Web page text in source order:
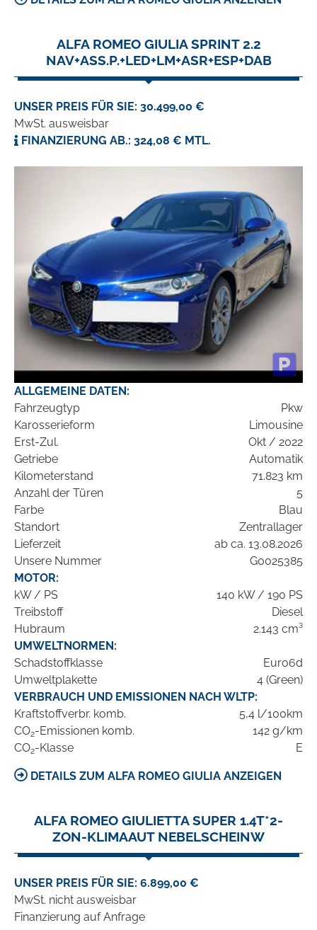
ALFA ROMEO GIULIA SPRINT 2.2
NAV+ASS.P.+LED+LM+ASR+ESP+DAB
UNSER PREIS FÜR SIE: 30.499,00 €
MwSt. ausweisbar
FINANZIERUNG AB.: 324,08 € MTL.
ALLGEMEINE DATEN:
Fahrzeugtyp
Pkw
Karosserieform
Limousine
Erst-Zul.
Okt / 2022
Getriebe
Automatik
Kilometerstand
71.823 km
Anzahl der Türen
5
Farbe
Blau
Standort
Zentrallager
Lieferzeit
ab ca. 13.08.2026
Unsere Nummer
G0025385
MOTOR:
kW / PS
140 kW / 190 PS
Treibstoff
Diesel
Hubraum
2.143 cm³
UMWELTNORMEN:
Schadstoffklasse
Euro6d
Umweltplakette
4 (Green)
VERBRAUCH UND EMISSIONEN NACH WLTP:
Kraftstoffverbr. komb.
5,4 l/100km
CO2-Emissionen komb.
142 g/km
CO2-Klasse E
DETAILS ZUM ALFA ROMEO GIULIA ANZEIGEN
ALFA ROMEO GIULIETTA SUPER 1.4T*2-
ZON-KLIMAAUT NEBELSCHEINW
UNSER PREIS FÜR SIE: 6.899,00 €
MwSt. nicht ausweisbar
Finanzierung auf Anfrage